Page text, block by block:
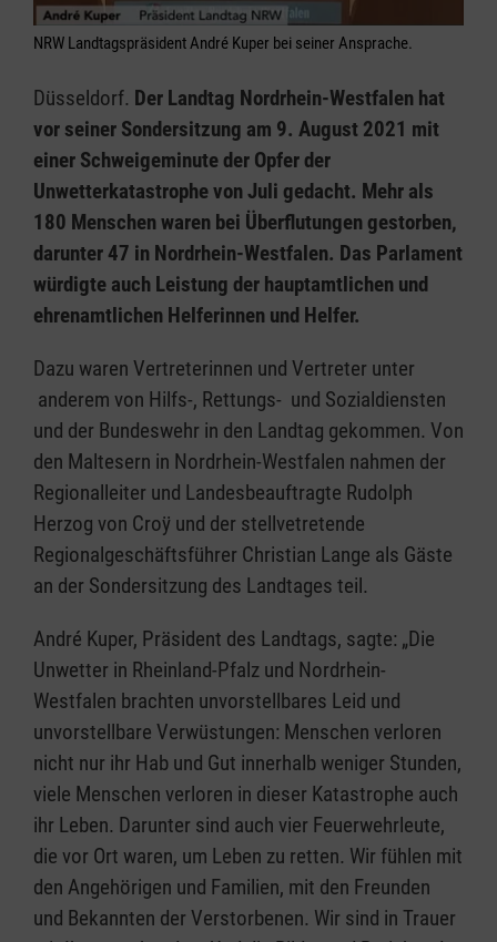
NRW Landtagspräsident André Kuper bei seiner Ansprache.
Düsseldorf. Der Landtag Nordrhein-Westfalen hat
vor seiner Sondersitzung am 9. August 2021 mit
einer Schweigeminute der Opfer der
Unwetterkatastrophe von Juli gedacht. Mehr als
180 Menschen waren bei Überflutungen gestorben,
darunter 47 in Nordrhein-Westfalen. Das Parlament
würdigte auch Leistung der hauptamtlichen und
ehrenamtlichen Helferinnen und Helfer.
Dazu waren Vertreterinnen und Vertreter unter
anderem von Hilfs-, Rettungs- und Sozialdiensten
und der Bundeswehr in den Landtag gekommen. Von
den Maltesern in Nordrhein-Westfalen nahmen der
Regionalleiter und Landesbeauftragte Rudolph
Herzog von Croÿ und der stellvetretende
Regionalgeschäftsführer Christian Lange als Gäste
an der Sondersitzung des Landtages teil.
André Kuper, Präsident des Landtags, sagte: „Die
Unwetter in Rheinland-Pfalz und Nordrhein-
Westfalen brachten unvorstellbares Leid und
unvorstellbare Verwüstungen: Menschen verloren
nicht nur ihr Hab und Gut innerhalb weniger Stunden,
viele Menschen verloren in dieser Katastrophe auch
ihr Leben. Darunter sind auch vier Feuerwehrleute,
die vor Ort waren, um Leben zu retten. Wir fühlen mit
den Angehörigen und Familien, mit den Freunden
und Bekannten der Verstorbenen. Wir sind in Trauer